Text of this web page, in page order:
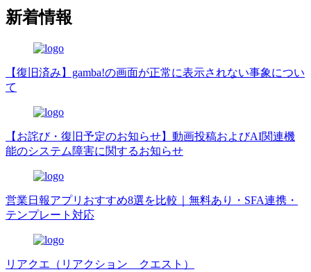
新着情報
【復旧済み】gamba!の画面が正常に表示されない事象につい
て
【お詫び・復旧予定のお知らせ】動画投稿およびAI関連機
能のシステム障害に関するお知らせ
営業日報アプリおすすめ8選を比較｜無料あり・SFA連携・
テンプレート対応
リアクエ（リアクション クエスト）